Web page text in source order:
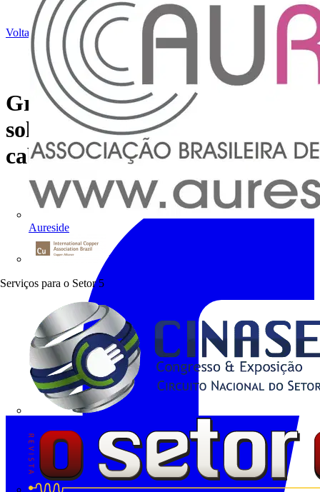
Aureside
Procobre
Serviços para o Setor 5
Voltar para Notícias
Grupo Legrand desenvolve
solução para distribuição de
cabos